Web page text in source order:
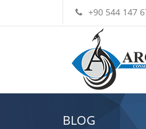
+90 544 147
BLOG